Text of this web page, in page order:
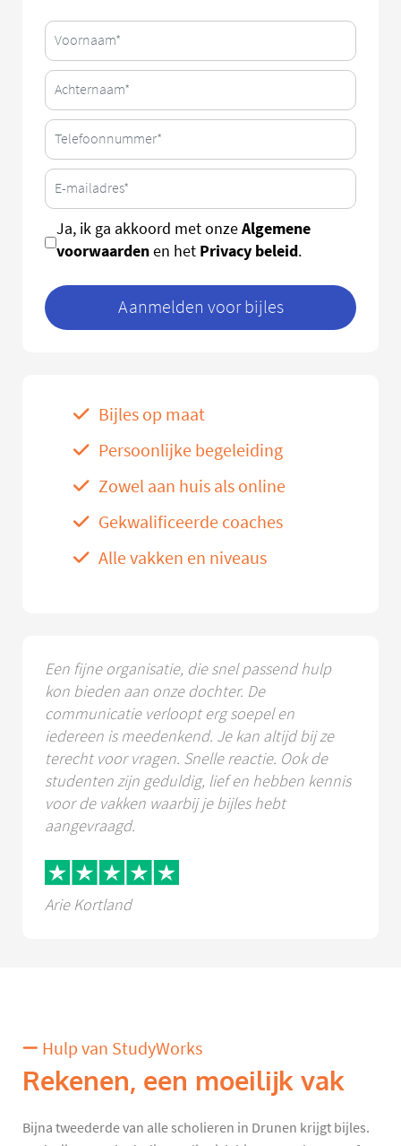
Ja, ik ga akkoord met onzeAlgemene
voorwaardenen het Privacy beleid.
Aanmelden voor bijles
Bijles op maat
Persoonlijke begeleiding
Zowel aan huis als online
Gekwalificeerde coaches
Alle vakken en niveaus
Een fijne organisatie, die snel passend hulp
kon bieden aan onze dochter. De
communicatie verloopt erg soepel en
iedereen is meedenkend. Je kan altijd bij ze
terecht voor vragen. Snelle reactie. Ook de
studenten zijn geduldig, lief en hebben kennis
voor de vakken waarbij je bijles hebt
aangevraagd.
Arie Kortland
Hulp van StudyWorks
Rekenen, een moeilijk vak
Bijna tweederde van alle scholieren in Drunen krijgt bijles.